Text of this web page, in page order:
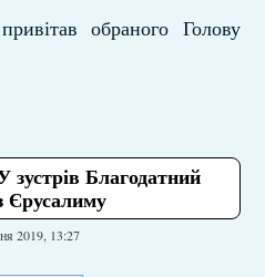
обраного Голову
Благодатний
Єрусалиму
2019, 13:27